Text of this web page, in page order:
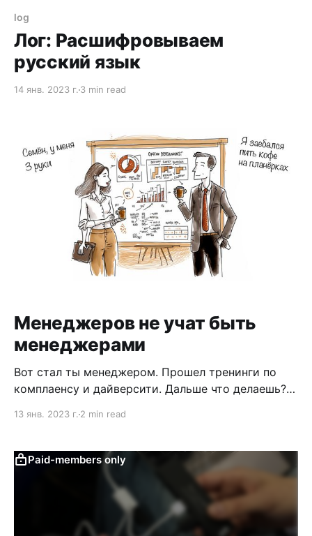
log
Лог: Расшифровываем
русский язык
14 янв. 2023 г. 3 min read
Менеджеров не учат быть
менеджерами
Вот стал ты менеджером. Прошел тренинги по
комплаенсу и дайверсити. Дальше что делаешь?
кучи тренингов, которые у меня были по
"менеджменту" меня ни разу не пробовали
13 янв. 2023 г. 2 min read
Paid-members only